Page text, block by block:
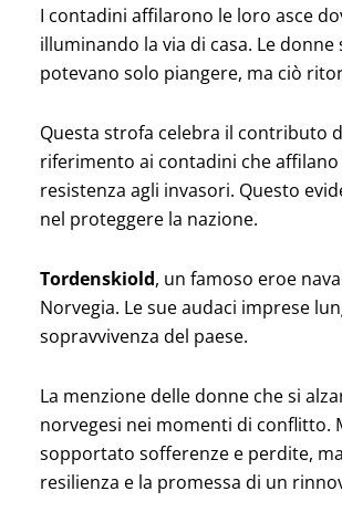
I contadini affilarono le loro asce
illuminando la via di casa. Le
potevano solo piangere, ma ciò
Questa strofa celebra il contributo
riferimento ai contadini che
resistenza agli invasori. Questo
nel proteggere la nazione.
Tordenskiold, un famoso eroe
Norvegia. Le sue audaci imprese
sopravvivenza del paese.
La menzione delle donne che si
norvegesi nei momenti di
sopportato sofferenze e perdite,
resilienza e la promessa di un